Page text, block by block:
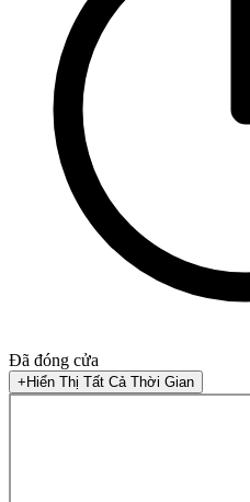
Đã đóng cửa
+ Hiển Thị Tất Cả Thời Gian